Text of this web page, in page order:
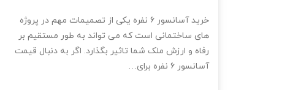
خرید آسانسور ۶ نفره یکی از تصمیمات مهم در پروژه
‌های ساختمانی است که می ‌تواند به طور مستقیم بر
رفاه و ارزش ملک شما تاثیر بگذارد. اگر به دنبال قیمت
آسانسور ۶ نفره برای…